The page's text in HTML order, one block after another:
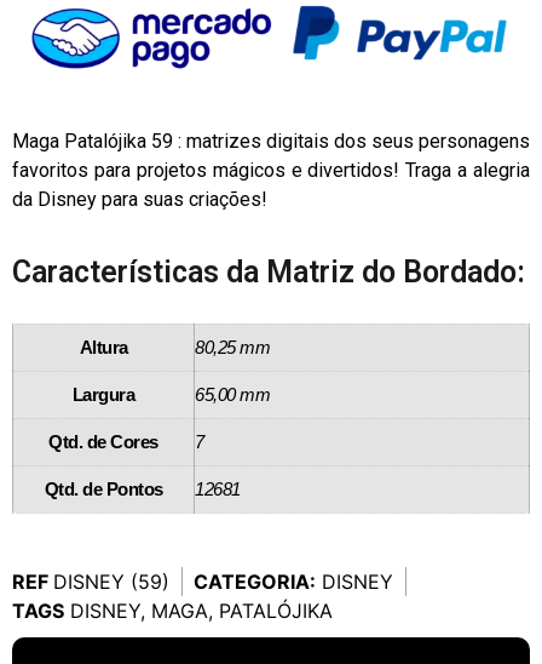
Maga Patalójika 59 : matrizes digitais dos seus personagens
favoritos para projetos mágicos e divertidos! Traga a alegria
da Disney para suas criações!
Características da Matriz do Bordado:
Altura 80,25 mm
Largura 65,00 mm
Qtd. de Cores 7
Qtd. de Pontos 12681
REF DISNEY (59) CATEGORIA: DISNEY
TAGS DISNEY, MAGA, PATALÓJIKA